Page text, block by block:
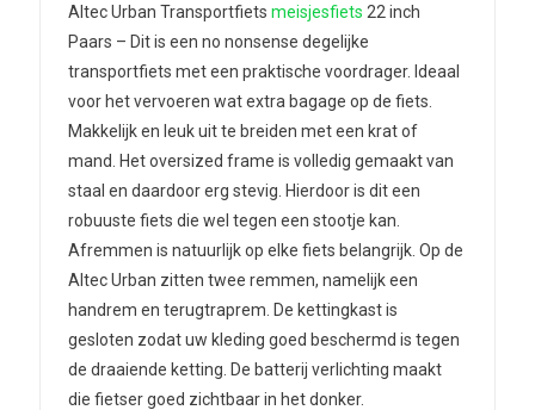
Altec Urban Transportfietsmeisjesfiets 22 inch
Paars – Dit is een no nonsense degelijke
transportfiets met een praktische voordrager. Ideaal
voor het vervoeren wat extra bagage op de fiets.
Makkelijk en leuk uit te breiden met een krat of
mand. Het oversized frame is volledig gemaakt van
staal en daardoor erg stevig. Hierdoor is dit een
robuuste fiets die wel tegen een stootje kan.
Afremmen is natuurlijk op elke fiets belangrijk. Op de
Altec Urban zitten twee remmen, namelijk een
handrem en terugtraprem. De kettingkast is
gesloten zodat uw kleding goed beschermd is tegen
de draaiende ketting. De batterij verlichting maakt
die fietser goed zichtbaar in het donker.